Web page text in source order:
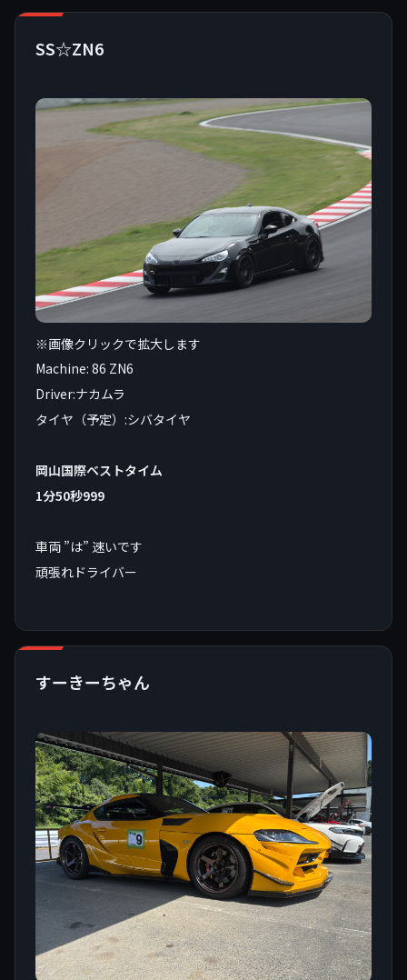
SS☆ZN6
※画像クリックで拡大します
Machine: 86 ZN6
Driver:ナカムラ
タイヤ（予定）:シバタイヤ
岡山国際ベストタイム
1分50秒999
車両 ”は” 速いです
頑張れドライバー
すーきーちゃん